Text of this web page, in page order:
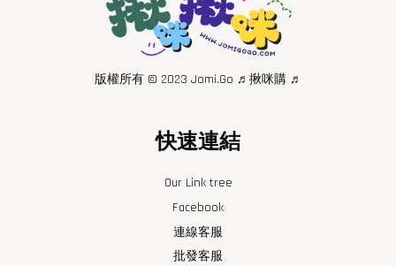
版權所有 © 2023 Jomi.Go ♬揪咪購 ♬
快速連結
Our Link tree
Facebook
連線客服
批發客服